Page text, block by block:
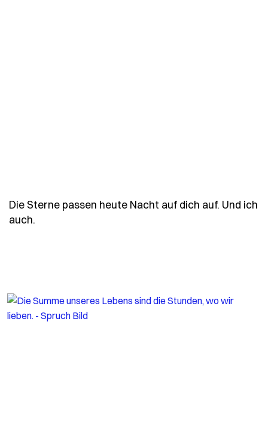
Die Sterne passen heute Nacht auf dich auf. Und ich
auch.